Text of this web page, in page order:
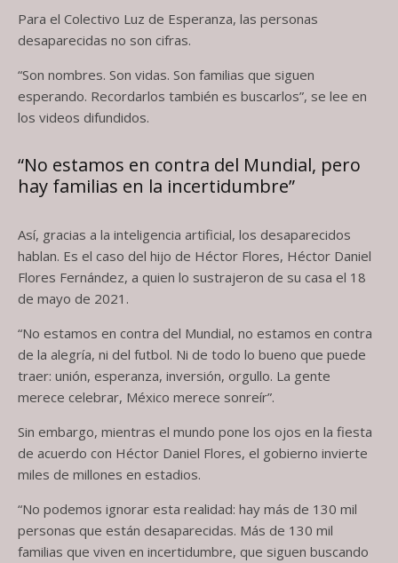
Para el Colectivo Luz de Esperanza, las personas
desaparecidas no son cifras.
“Son nombres. Son vidas. Son familias que siguen
esperando. Recordarlos también es buscarlos”, se lee en
los videos difundidos.
“No estamos en contra del Mundial, pero
hay familias en la incertidumbre”
Así, gracias a la inteligencia artificial, los desaparecidos
hablan. Es el caso del hijo de Héctor Flores, Héctor Daniel
Flores Fernández, a quien lo sustrajeron de su casa el 18
de mayo de 2021.
“No estamos en contra del Mundial, no estamos en contra
de la alegría, ni del futbol. Ni de todo lo bueno que puede
traer: unión, esperanza, inversión, orgullo. La gente
merece celebrar, México merece sonreír”.
Sin embargo, mientras el mundo pone los ojos en la fiesta
de acuerdo con Héctor Daniel Flores, el gobierno invierte
miles de millones en estadios.
“No podemos ignorar esta realidad: hay más de 130 mil
personas que están desaparecidas. Más de 130 mil
familias que viven en incertidumbre, que siguen buscando